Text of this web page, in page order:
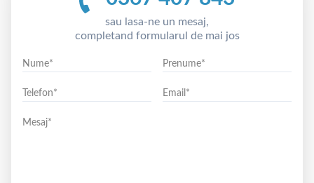
sau lasa-ne un mesaj,
completand formularul de mai jos